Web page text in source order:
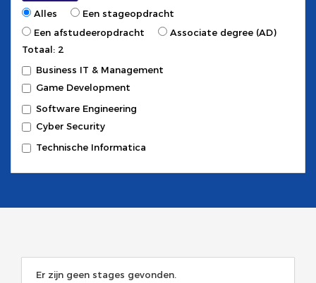
Alles
Een stageopdracht
Een afstudeeropdracht
Associate degree (AD)
Totaal: 2
Business IT & Management
Game Development
Software Engineering
Cyber Security
Technische Informatica
Er zijn geen stages gevonden.